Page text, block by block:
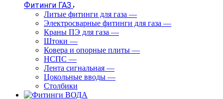
Фитинги ГАЗ
Литые фитинги для газа —
Электросварные фитинги для газа —
Краны ПЭ для газа —
Штоки —
Ковера и опорные плиты —
НСПС —
Лента сигнальная —
Цокольные вводы —
Столбики